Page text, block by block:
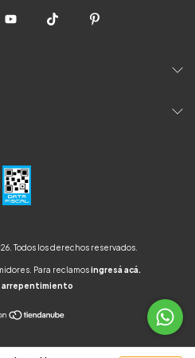
Todos los derechos reservados.
Para reclamosingresá acá.
arrepentimiento